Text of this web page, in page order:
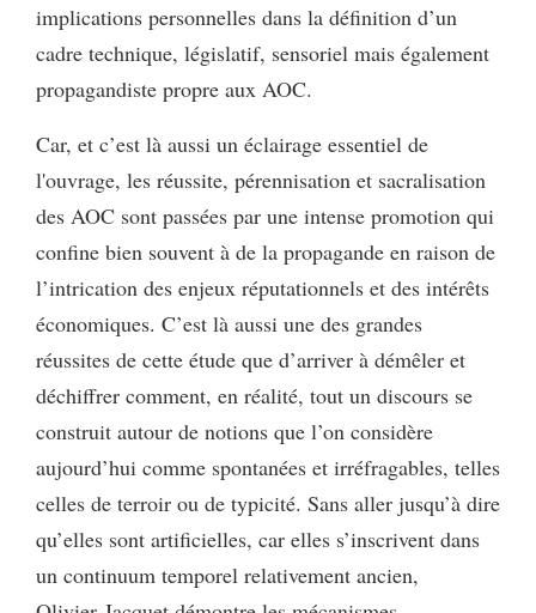
implications personnelles dans la définition d’un
cadre technique, législatif, sensoriel mais également
propagandiste propre aux AOC.
Car, et c’est là aussi un éclairage essentiel de
l'ouvrage, les réussite, pérennisation et sacralisation
des AOC sont passées par une intense promotion qui
confine bien souvent à de la propagande en raison de
l’intrication des enjeux réputationnels et des intérêts
économiques. C’est là aussi une des grandes
réussites de cette étude que d’arriver à démêler et
déchiffrer comment, en réalité, tout un discours se
construit autour de notions que l’on considère
aujourd’hui comme spontanées et irréfragables, telles
celles de terroir ou de typicité. Sans aller jusqu’à dire
qu’elles sont artificielles, car elles s’inscrivent dans
un continuum temporel relativement ancien,